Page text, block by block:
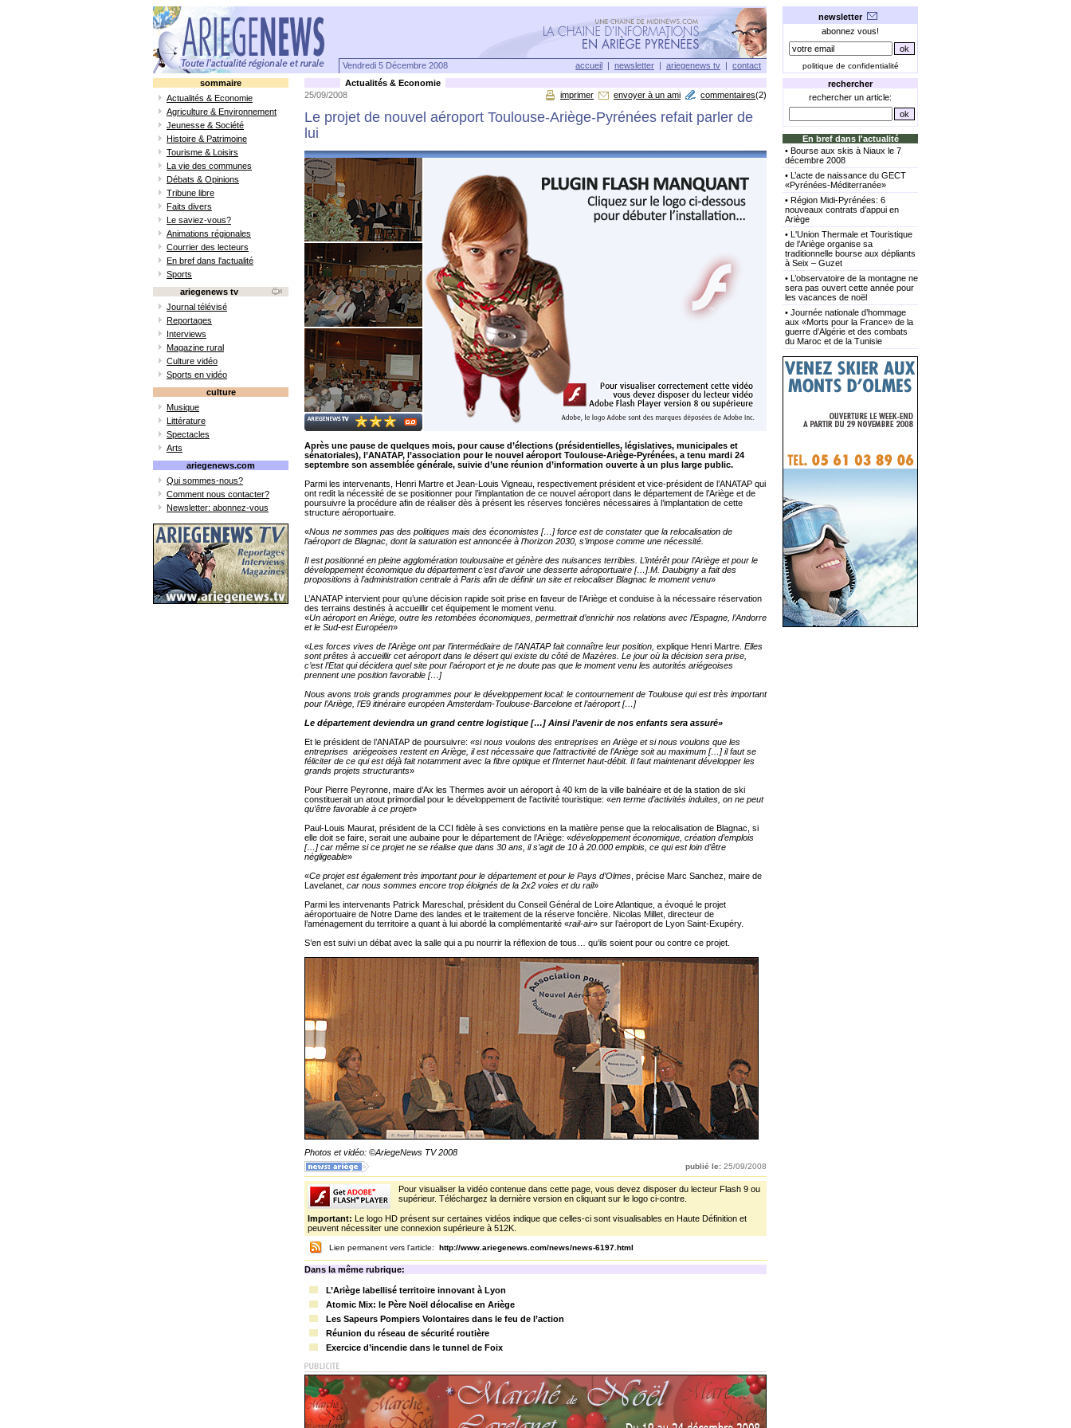
Vendredi 5 Décembre 2008 accueil | newsletter | ariegenews tv | contact
newsletter
abonnez vous!
politique de confidentialité
sommaire
Actualités & Economie
Agriculture & Environnement
Jeunesse & Société
Histoire & Patrimoine
Tourisme & Loisirs
La vie des communes
Débats & Opinions
Tribune libre
Faits divers
Le saviez-vous?
Animations régionales
Courrier des lecteurs
En bref dans l'actualité
Sports
ariegenews tv
Journal télévisé
Reportages
Interviews
Magazine rural
Culture vidéo
Sports en vidéo
culture
Musique
Littérature
Spectacles
Arts
ariegenews.com
Qui sommes-nous?
Comment nous contacter?
Newsletter: abonnez-vous
Actualités & Economie
25/09/2008
imprimer envoyer à un ami commentaires(2)
Le projet de nouvel aéroport Toulouse-Ariège-Pyrénées refait parler de
lui
Après une pause de quelques mois, pour cause d’élections (présidentielles, législatives, municipales et
sénatoriales), l’ANATAP, l’association pour le nouvel aéroport Toulouse-Ariège-Pyrénées, a tenu mardi 24
septembre son assemblée générale, suivie d’une réunion d’information ouverte à un plus large public.
Parmi les intervenants, Henri Martre et Jean-Louis Vigneau, respectivement président et vice-président de l’ANATAP qui
ont redit la nécessité de se positionner pour l’implantation de ce nouvel aéroport dans le département de l’Ariège et de
poursuivre la procédure afin de réaliser dès à présent les réserves foncières nécessaires à l’implantation de cette
structure aéroportuaire.
«Nous ne sommes pas des politiques mais des économistes […] force est de constater que la relocalisation de
l’aéroport de Blagnac, dont la saturation est annoncée à l’horizon 2030, s’impose comme une nécessité.
Il est positionné en pleine agglomération toulousaine et génère des nuisances terribles. L’intérêt pour l’Ariège et pour le
développement économique du département c’est d’avoir une desserte aéroportuaire […].M. Daubigny a fait des
propositions à l’administration centrale à Paris afin de définir un site et relocaliser Blagnac le moment venu»
L’ANATAP intervient pour qu’une décision rapide soit prise en faveur de l’Ariège et conduise à la nécessaire réservation
des terrains destinés à accueillir cet équipement le moment venu.
«Un aéroport en Ariège, outre les retombées économiques, permettrait d’enrichir nos relations avec l’Espagne, l’Andorre
et le Sud-est Européen»
«Les forces vives de l’Ariège ont par l’intermédiaire de l’ANATAP fait connaître leur position, explique Henri Martre. Elles
sont prêtes à accueillir cet aéroport dans le désert qui existe du côté de Mazères. Le jour où la décision sera prise,
c’est l’Etat qui décidera quel site pour l’aéroport et je ne doute pas que le moment venu les autorités ariégeoises
prennent une position favorable […]
Nous avons trois grands programmes pour le développement local: le contournement de Toulouse qui est très important
pour l’Ariège, l’E9 itinéraire européen Amsterdam-Toulouse-Barcelone et l’aéroport […]
Le département deviendra un grand centre logistique […] Ainsi l’avenir de nos enfants sera assuré»
Et le président de l’ANATAP de poursuivre: «si nous voulons des entreprises en Ariège et si nous voulons que les
entreprises ariégeoises restent en Ariège, il est nécessaire que l’attractivité de l’Ariège soit au maximum […] il faut se
féliciter de ce qui est déjà fait notamment avec la fibre optique et l’Internet haut-débit. Il faut maintenant développer les
grands projets structurants»
Pour Pierre Peyronne, maire d’Ax les Thermes avoir un aéroport à 40 km de la ville balnéaire et de la station de ski
constituerait un atout primordial pour le développement de l’activité touristique: «en terme d’activités induites, on ne peut
qu’être favorable à ce projet»
Paul-Louis Maurat, président de la CCI fidèle à ses convictions en la matière pense que la relocalisation de Blagnac, si
elle doit se faire, serait une aubaine pour le département de l’Ariège: «développement économique, création d’emplois
[…] car même si ce projet ne se réalise que dans 30 ans, il s’agit de 10 à 20.000 emplois, ce qui est loin d’être
négligeable»
«Ce projet est également très important pour le département et pour le Pays d’Olmes , précise Marc Sanchez, maire de
Lavelanet, car nous sommes encore trop éloignés de la 2x2 voies et du rail»
Parmi les intervenants Patrick Mareschal, président du Conseil Général de Loire Atlantique, a évoqué le projet
aéroportuaire de Notre Dame des landes et le traitement de la réserve foncière. Nicolas Millet, directeur de
l’aménagement du territoire a quant à lui abordé la complémentarité «rail-air» sur l’aéroport de Lyon Saint-Exupéry.
S’en est suivi un débat avec la salle qui a pu nourrir la réflexion de tous… qu’ils soient pour ou contre ce projet.
Photos et vidéo: ©AriegeNews TV 2008
publié le: 25/09/2008
Pour visualiser la vidéo contenue dans cette page, vous devez disposer du lecteur Flash 9 ou
supérieur. Téléchargez la dernière version en cliquant sur le logo ci-contre.
Important: Le logo HD présent sur certaines vidéos indique que celles-ci sont visualisables en Haute Définition et
peuvent nécessiter une connexion supérieure à 512K.
Lien permanent vers l'article: http://www.ariegenews.com/news/news-6197.html
Dans la même rubrique:
L’Ariège labellisé territoire innovant à Lyon
Atomic Mix: le Père Noël délocalise en Ariège
Les Sapeurs Pompiers Volontaires dans le feu de l’action
Réunion du réseau de sécurité routière
Exercice d’incendie dans le tunnel de Foix
rechercher
rechercher un article:
En bref dans l'actualité
• Bourse aux skis à Niaux le 7
décembre 2008
• L’acte de naissance du GECT
«Pyrénées-Méditerranée»
• Région Midi-Pyrénées: 6
nouveaux contrats d’appui en
Ariège
• L'Union Thermale et Touristique
de l’Ariège organise sa
traditionnelle bourse aux dépliants
à Seix – Guzet
• L’observatoire de la montagne ne
sera pas ouvert cette année pour
les vacances de noël
• Journée nationale d’hommage
aux «Morts pour la France» de la
guerre d’Algérie et des combats
du Maroc et de la Tunisie